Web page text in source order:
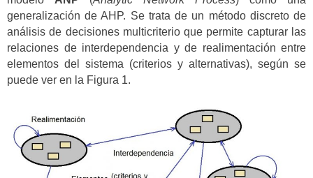
generalización de AHP. Se trata de un método discreto de
análisis de decisiones multicriterio que permite capturar las
relaciones de interdependencia y de realimentación entre
elementos del sistema (criterios y alternativas), según se
puede ver en la Figura 1.